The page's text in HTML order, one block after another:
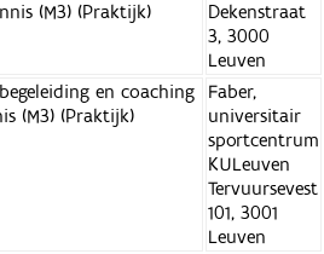
(M3) (Praktijk)
Dekenstraat
3, 3000
Leuven
en coaching
(M3) (Praktijk)
Faber,
universitair
sportcentrum
KULeuven
Tervuursevest
101, 3001
Leuven